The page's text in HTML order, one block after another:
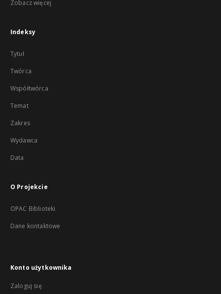
Zobacz więcej
Indeksy
Tytuł
Twórca
Współtwórca
Temat
Zakres
Wydawca
Data
O Projekcie
OPAC Biblioteki
Dane kontaktowe
Konto użytkownika
Zaloguj się